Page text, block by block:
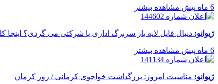
6 ماه پیش مشاهده بیشتر
ژیوانو: دنبال فایل لایه باز سربرگ اداری یا شرکتی می گردی؟ اینجا
6 ماه پیش مشاهده بیشتر
ژیوانو: مناسبت امروز: بزرگداشت خواجوی کرمانی / روز کرمان